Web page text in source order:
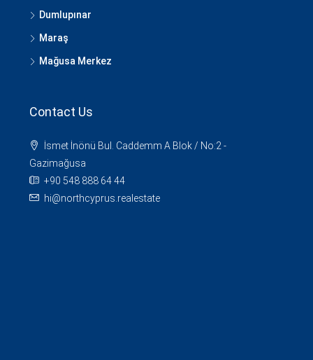
Dumlupınar
Maraş
Mağusa Merkez
Contact Us
İsmet İnönü Bul. Caddemm A Blok / No:2 -
Gazimağusa
+90 548 888 64 44
hi@northcyprus.realestate